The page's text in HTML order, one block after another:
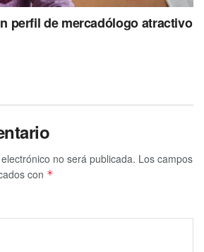
perfil de mercadólogo atractivo
no será publicada. Los campos
con *